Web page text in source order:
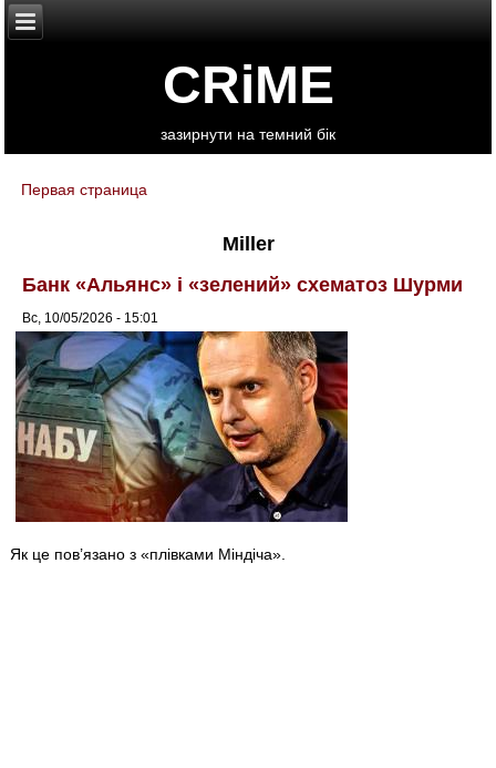
CRiME
зазирнути на темний бік
You are here
Первая страница
Miller
Банк «Альянс» і «зелений» схематоз Шурми
Вс, 10/05/2026 - 15:01
Як це пов’язано з «плівками Міндіча».